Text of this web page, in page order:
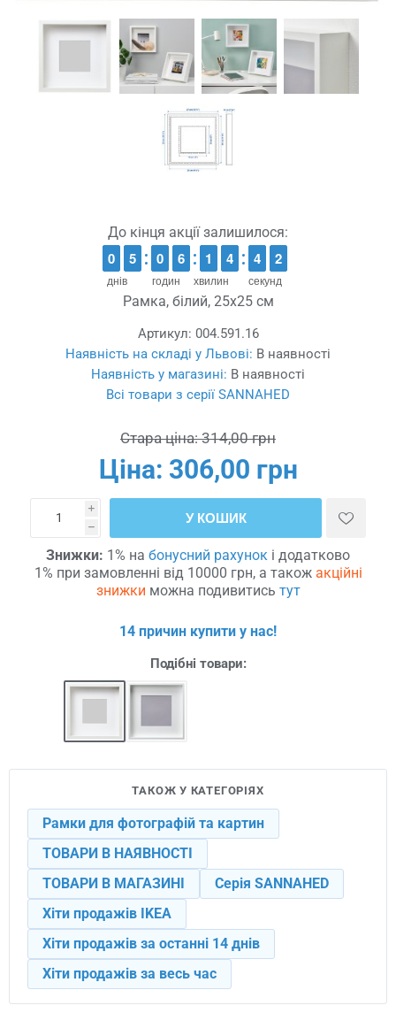
До кінця акції залишилося:
днів
9
9
0
0 4
4
5
5
годин
9
9
0
0 5
5
6
6
хвилин
1
1
1
1 3
3
4
4
секунд
3
3
4
4 1
1
0
Рамка, білий, 25x25 см
Артикул: 004.591.16
Наявність на складі у Львові: В наявності
Наявність у магазині: В наявності
Всі товари з серії SANNAHED
Стара ціна: 314,00 грн
Ціна: 306,00 грн
i
h
У КОШИК
Знижки: 1% на бонусний рахунок і додатково
1% при замовленні від 10000 грн, а також акційні
знижки можна подивитись тут
14 причин купити у нас!
Подібні товари:
ТАКОЖ У КАТЕГОРІЯХ
Рамки для фотографій та картин
ТОВАРИ В НАЯВНОСТІ
ТОВАРИ В МАГАЗИНІ
Серія SANNAHED
Хіти продажів IKEA
Хіти продажів за останні 14 днів
Хіти продажів за весь час